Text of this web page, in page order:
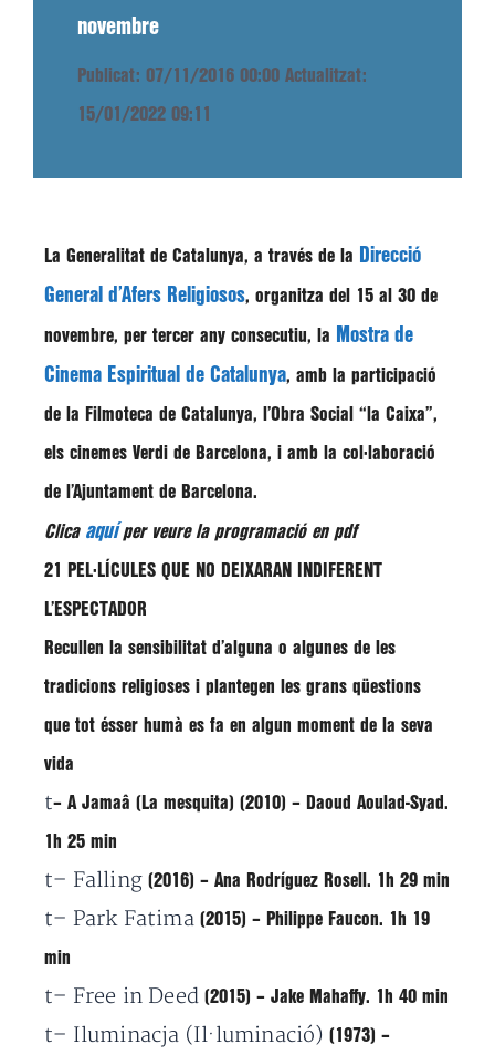
novembre
Publicat: 07/11/2016 00:00 Actualitzat:
15/01/2022 09:11
La Generalitat de Catalunya, a través de la Direcció
General d’Afers Religiosos, organitza del 15 al 30 de
novembre, per tercer any consecutiu, la Mostra de
Cinema Espiritual de Catalunya, amb la participació
de la Filmoteca de Catalunya, l’Obra Social “la Caixa”,
els cinemes Verdi de Barcelona, i amb la col·laboració
de l’Ajuntament de Barcelona.
Clica aquíper veure la programació en pdf
21 PEL·LÍCULES QUE NO DEIXARAN INDIFERENT
L’ESPECTADOR
Recullen la sensibilitat d’alguna o algunes de les
tradicions religioses i plantegen les grans qüestions
que tot ésser humà es fa en algun moment de la seva
vida
t– A Jamaâ (La mesquita) (2010) – Daoud Aoulad-Syad.
1h 25 min
t– Falling(2016) – Ana Rodríguez Rosell. 1h 29 min
t– Park Fatima(2015) – Philippe Faucon. 1h 19
min
t– Free in Deed(2015) – Jake Mahaffy. 1h 40 min
t– Iluminacja (Il·luminació) (1973) –